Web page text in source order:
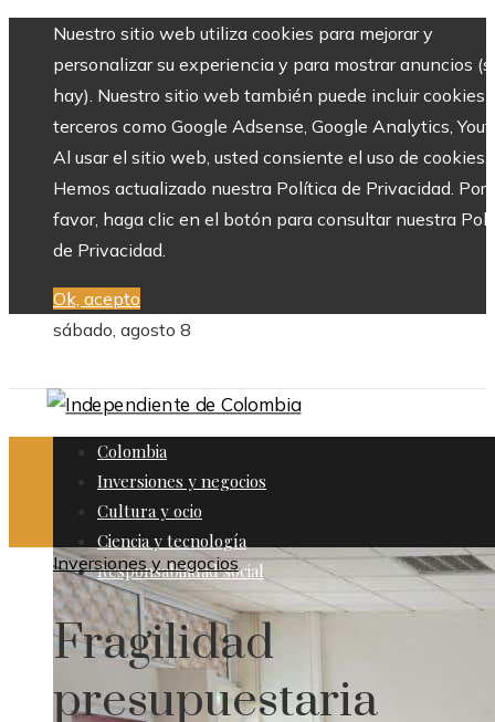
Nuestro sitio web utiliza cookies para mejorar y
personalizar su experiencia y para mostrar anuncios
hay). Nuestro sitio web también puede incluir cookies
terceros como Google Adsense, Google Analytics,
Al usar el sitio web, usted consiente el uso de cookies.
Hemos actualizado nuestra Política de Privacidad. Por
favor, haga clic en el botón para consultar nuestra
de Privacidad.
Ok, acepto
sábado, agosto 8
Colombia
Inversiones y negocios
Cultura y ocio
Ciencia y tecnología
Responsabilidad social
Inversiones y negocios
Fragilidad
presupuestaria